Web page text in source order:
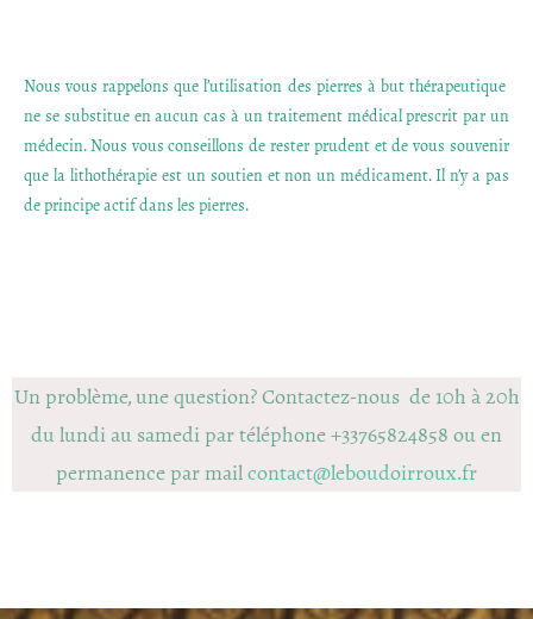
Nous vous rappelons que l’utilisation des pierres à but thérapeutique
ne se substitue en aucun cas à un traitement médical prescrit par un
médecin. Nous vous conseillons de rester prudent et de vous souvenir
que la lithothérapie est un soutien et non un médicament. Il n’y a pas
de principe actif dans les pierres.
Un problème, une question? Contactez-nous de 10h à 20h
du lundi au samedi par téléphone +33765824858 ou en
permanence par mailcontact@leboudoirroux.fr